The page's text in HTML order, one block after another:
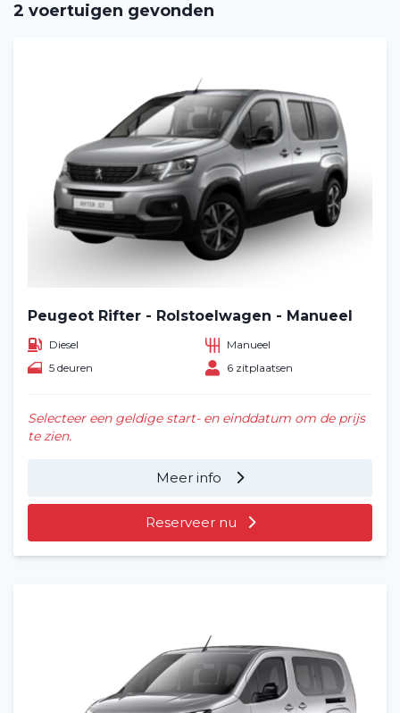
2 voertuigen gevonden
Peugeot Rifter - Rolstoelwagen - Manueel
Diesel
Manueel
5 deuren
6 zitplaatsen
Selecteer een geldige start- en einddatum om de prijs
te zien.
Meer info
Reserveer nu